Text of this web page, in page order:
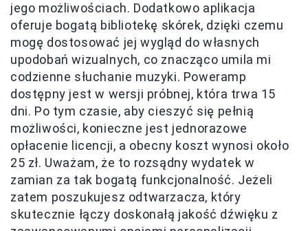
jego możliwościach. Dodatkowo aplikacja
oferuje bogatą bibliotekę skórek, dzięki czemu
mogę dostosować jej wygląd do własnych
upodobań wizualnych, co znacząco umila mi
codzienne słuchanie muzyki. Poweramp
dostępny jest w wersji próbnej, która trwa 15
dni. Po tym czasie, aby cieszyć się pełnią
możliwości, konieczne jest jednorazowe
opłacenie licencji, a obecny koszt wynosi około
25 zł. Uważam, że to rozsądny wydatek w
zamian za tak bogatą funkcjonalność. Jeżeli
zatem poszukujesz odtwarzacza, który
skutecznie łączy doskonałą jakość dźwięku z